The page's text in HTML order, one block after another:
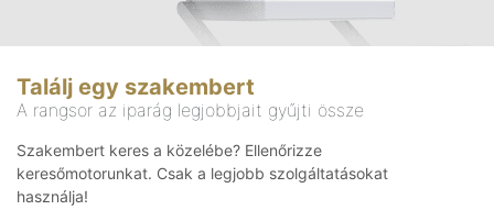
Találj egy szakembert
A rangsor az iparág legjobbjait gyűjti össze
Szakembert keres a közelébe? Ellenőrizze
keresőmotorunkat. Csak a legjobb szolgáltatásokat
használja!